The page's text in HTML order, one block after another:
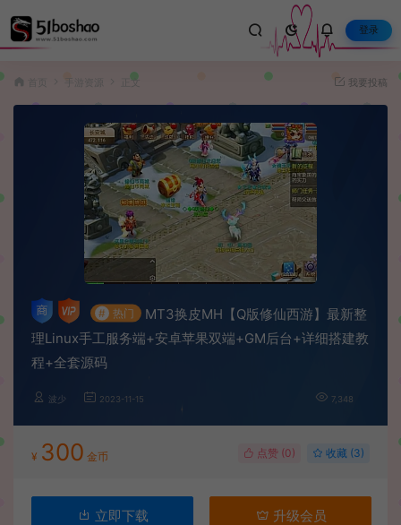
登录
手游资源 正文 我要投稿
# 热门
MT3换皮MH【Q版修仙西游】最新整
理Linux手工服务端+安卓苹果双端+GM后台+详细搭建教
程+全套源码
波少 2023-11-15 7,348
¥ 300 金币 点赞 (0) 收藏 (3)
立即下载 升级会员